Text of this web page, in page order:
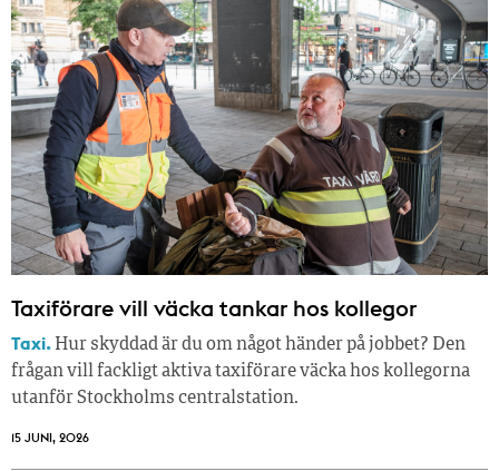
Taxiförare vill väcka tankar hos kollegor
Taxi. Hur skyddad är du om något händer på jobbet? Den
frågan vill fackligt aktiva taxiförare väcka hos kollegorna
utanför Stockholms centralstation.
15 JUNI, 2026